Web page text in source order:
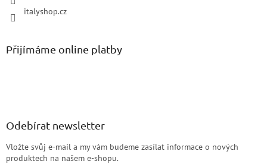
italyshop.cz
Přijímáme online platby
Odebírat newsletter
Vložte svůj e-mail a my vám budeme zasílat informace o nových
produktech na našem e-shopu.